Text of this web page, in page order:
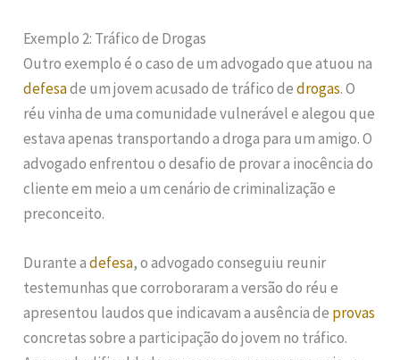
Exemplo 2: Tráfico de Drogas
Outro exemplo é o caso de um advogado que atuou na
defesade um jovem acusado de tráfico dedrogas. O
réu vinha de uma comunidade vulnerável e alegou que
estava apenas transportando a droga para um amigo. O
advogado enfrentou o desafio de provar a inocência do
cliente em meio a um cenário de criminalização e
preconceito.
Durante adefesa, o advogado conseguiu reunir
testemunhas que corroboraram a versão do réu e
apresentou laudos que indicavam a ausência de provas
concretas sobre a participação do jovem no tráfico.